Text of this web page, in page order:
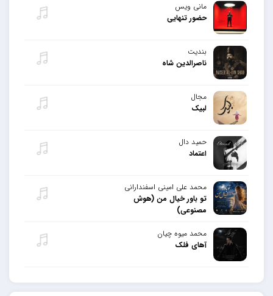
مانی ویس
حضور تنهایی
بندیت
ناصرالدین شاه
مجال
لبیک
حمید دال
اعتماد
محمد علی امینی اسفندارانی
تو باور خیال من (هوش
مصنوعی)
محمد میوه چیان
آهای فلک